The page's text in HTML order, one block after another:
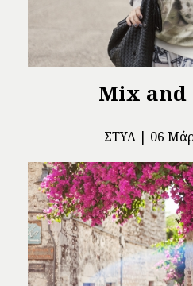
Mix and
ΣΤΥΛ 06